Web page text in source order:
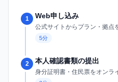
1 Web申し込み
公式サイトからプラン・拠点
5分
2 本人確認書類の提出
身分証明書・住民票をオンラ